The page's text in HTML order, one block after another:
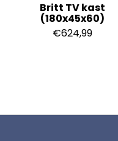
Britt TV kast
(180x45x60)
€624,99